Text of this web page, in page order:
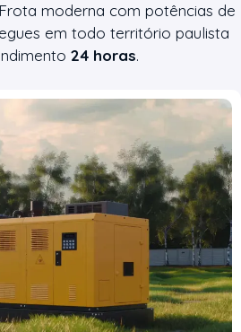
moderna com potências de
em todo território paulista
24 horas.